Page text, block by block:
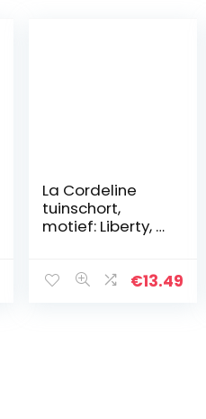
La Cordeline
tuinschort,
motief: Liberty, 7
34 cm
€13.49